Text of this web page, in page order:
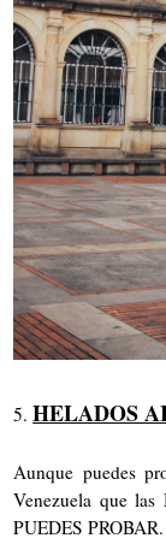
5.HELADOS
Aunque puedes
Venezuela que
PUEDES PROBAR.